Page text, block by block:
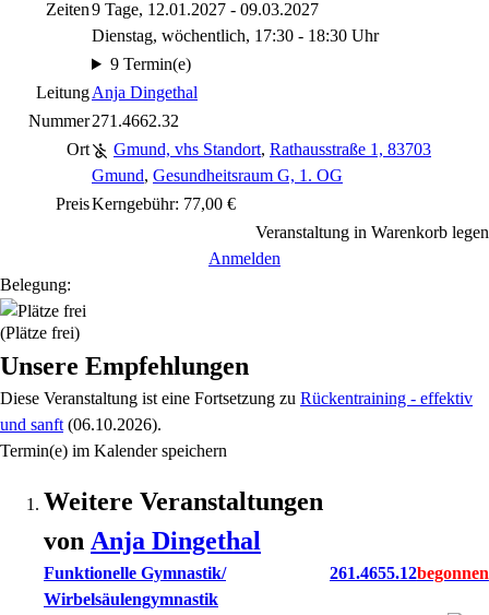
Zeiten9 Tage, 12.01.2027 - 09.03.2027
Dienstag, wöchentlich, 17:30 - 18:30 Uhr
9 Termin(e)
LeitungAnja Dingethal
Nummer271.4662.32
Ort
Gmund, vhs Standort, Rathausstraße 1, 83703
Gmund, Gesundheitsraum G, 1. OG
PreisKerngebühr: 77,00 €
Veranstaltung in Warenkorb legen
Anmelden
Belegung:
(Plätze frei)
Unsere Empfehlungen
Diese Veranstaltung ist eine Fortsetzung zu Rückentraining - effektiv
und sanft (06.10.2026).
Termin(e) im Kalender speichern
Weitere Veranstaltungen
von Anja Dingethal
Funktionelle Gymnastik/
Wirbelsäulengymnastik
261.4655.12